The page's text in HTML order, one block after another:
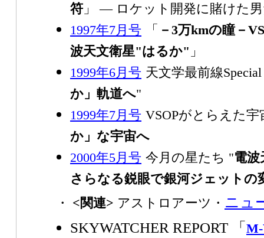
符 」 ― ロケット開発に賭けた
1997年7月号
「 －3万kmの瞳－
波天文衛星"はるか" 」
1999年6月号 天文学最前線
か」軌道へ"
1999年7月号 VSOPがとらえた
か」な宇宙へ
2000年5月号 今月の星たち "電
さらなる鋭眼で銀河ジェットの
・ <関連> アストロアーツ・ ニュ
SKYWATCHER REPORT 「